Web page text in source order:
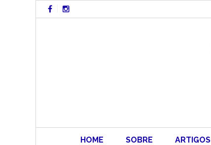
Skip
to
HOME SOBRE ARTIGOS